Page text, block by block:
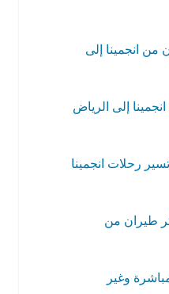
إلى
إلى الرياض
انجمينا
من
وغير